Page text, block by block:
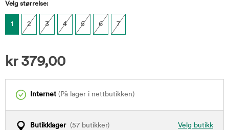
Velg størrelse:
1 2 3 4 5 6 7
kr 379,00
Internet (På lager i nettbutikken)
Velg butikk
Butikklager(57 butikker)